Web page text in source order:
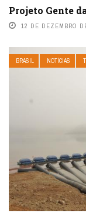
Projeto Gente
12 DE DEZEMBRO
BRASIL NOTÍCIAS